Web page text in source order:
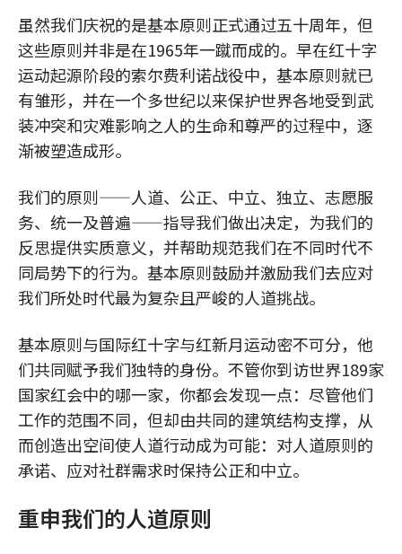
虽然我们庆祝的是基本原则正式通过五十周年，但
这些原则并非是在1965年一蹴而成的。早在红十字
运动起源阶段的索尔费利诺战役中，基本原则就已
有雏形，并在一个多世纪以来保护世界各地受到武
装冲突和灾难影响之人的生命和尊严的过程中，逐
渐被塑造成形。
我们的原则——人道、公正、中立、独立、志愿服
务、统一及普遍——指导我们做出决定，为我们的
反思提供实质意义，并帮助规范我们在不同时代不
同局势下的行为。基本原则鼓励并激励我们去应对
我们所处时代最为复杂且严峻的人道挑战。
基本原则与国际红十字与红新月运动密不可分，他
们共同赋予我们独特的身份。不管你到访世界189家
国家红会中的哪一家，你都会发现一点：尽管他们
工作的范围不同，但却由共同的建筑结构支撑，从
而创造出空间使人道行动成为可能：对人道原则的
承诺、应对社群需求时保持公正和中立。
重申我们的人道原则